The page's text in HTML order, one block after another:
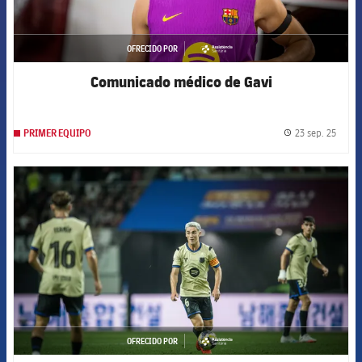
OFRECIDO POR
asistencia
Comunicado médico de Gavi
PRIMER EQUIPO 23 sep. 25
FCB Barcelona badge
OFRECIDO POR
asistencia